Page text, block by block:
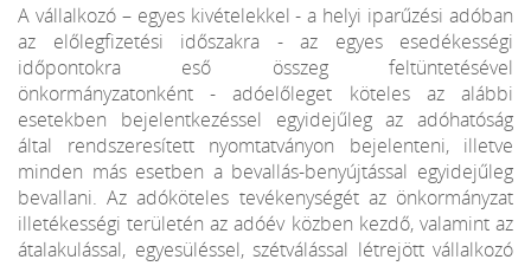
A vállalkozó – egyes kivételekkel - a helyi iparűzési adóban
az előlegfizetési időszakra - az egyes esedékességi
időpontokra eső összeg feltüntetésével
önkormányzatonként - adóelőleget köteles az alábbi
esetekben bejelentkezéssel egyidejűleg az adóhatóság
által rendszeresített nyomtatványon bejelenteni, illetve
minden más esetben a bevallás-benyújtással egyidejűleg
bevallani. Az adóköteles tevékenységét az önkormányzat
illetékességi területén az adóév közben kezdő, valamint az
átalakulással, egyesüléssel, szétválással létrejött vállalkozó